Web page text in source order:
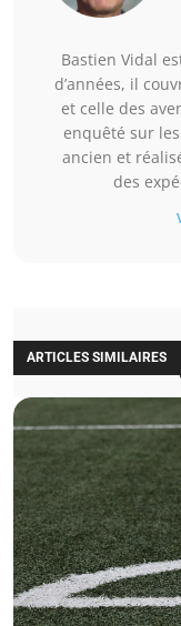
Bastien Vidal
d’années, il
et celle des
enquêté sur
ancien et
des
ARTICLES SIMILAIRES